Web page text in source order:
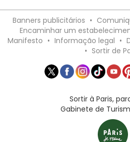
Banners publicitários •
Encaminhar um
Manifesto • Informação legal •
• Sortir de
Sortir à Paris,
Gabinete de